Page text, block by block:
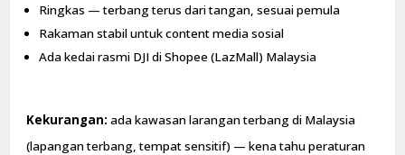
Ringkas — terbang terus dari tangan, sesuai pemula
Rakaman stabil untuk content media sosial
Ada kedai rasmi DJI di Shopee (LazMall) Malaysia
Kekurangan: ada kawasan larangan terbang di Malaysia
(lapangan terbang, tempat sensitif) — kena tahu peraturan